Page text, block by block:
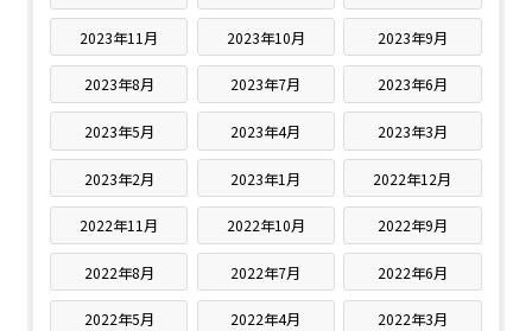
2023年11月 2023年10月 2023年9月
2023年8月 2023年7月 2023年6月
2023年5月 2023年4月 2023年3月
2023年2月 2023年1月 2022年12月
2022年11月 2022年10月 2022年9月
2022年8月 2022年7月 2022年6月
2022年5月 2022年4月 2022年3月